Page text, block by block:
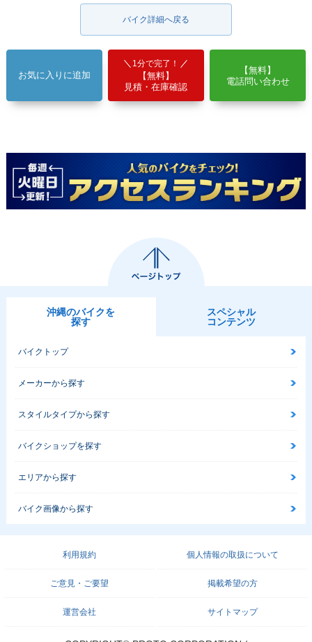
バイク詳細へ戻る
お気に入りに追加
1分で完了！
【無料】
見積・在庫確認
【無料】
電話問い合わせ
沖縄のバイクを
探す
スペシャル
コンテンツ
バイクトップ
メーカーから探す
スタイルタイプから探す
バイクショップを探す
エリアから探す
バイク画像から探す
利用規約 個人情報の取扱について
ご意見・ご要望 掲載希望の方
運営会社 サイトマップ